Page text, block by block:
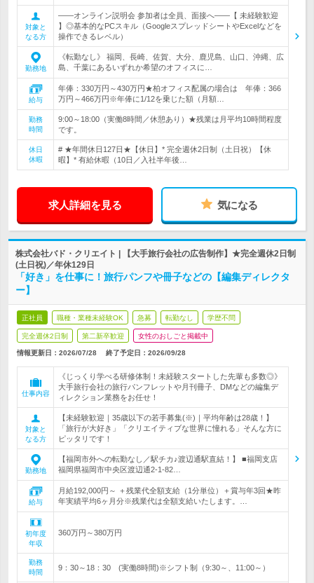
対象と
なる方
――オンライン説明会 参加者は全員、面接へ――【 未経験歓迎
】◎基本的なPCスキル（GoogleスプレッドシートやExcelなどを
操作できるレベル）
勤務地
《転勤なし》 福岡、長崎、佐賀、大分、鹿児島、山口、沖縄、広
島、千葉にあるいずれか希望のオフィスに…
給与
年俸：330万円～430万円★柏オフィス配属の場合は 年俸：366
万円～466万円※年俸に1/12を乗じた額（月額…
勤務
時間
9:00～18:00（実働8時間／休憩あり）★残業は月平均10時間程度
です。
休日
休暇
# ★年間休日127日★【休日】* 完全週休2日制（土日祝）【休
暇】* 有給休暇（10日／入社半年後…
求人詳細を見る 気になる
株式会社バド・クリエイト | 【大手旅行会社の広告制作】★完全週休2日制
(土日祝)／年休129日
「好き」を仕事に！旅行パンフや冊子などの【編集ディレクタ
ー】
正社員 職種・業種未経験OK 急募 転勤なし 学歴不問
完全週休2日制 第二新卒歓迎 女性のおしごと掲載中
情報更新日：2026/07/28 終了予定日： 2026/09/28
仕事内容
《じっくり学べる研修体制！未経験スタートした先輩も多数◎》
大手旅行会社の旅行パンフレットや月刊冊子、DMなどの編集デ
ィレクション業務をお任せ！
対象と
なる方
【未経験歓迎｜35歳以下の若手募集(※)｜平均年齢は28歳！】
「旅行が大好き」「クリエイティブな世界に憧れる」そんな方に
ピッタリです！
勤務地
【福岡市外への転勤なし／駅チカ♪渡辺通駅直結！】 ■福岡支店
福岡県福岡市中央区渡辺通2-1-82…
給与
月給192,000円～ ＋残業代全額支給（1分単位）＋賞与年3回★昨
年実績平均6ヶ月分※残業代は全額支給いたします。…
初年度
年収
360万円～380万円
勤務
時間
9：30～18：30 (実働8時間)※シフト制（9:30～、11:00～）